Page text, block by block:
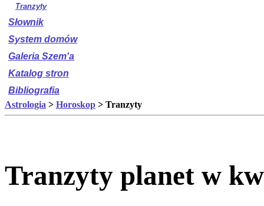
Tranzyty
Słownik
System domów
Galeria Szem'a
Katalog stron
Bibliografia
Astrologia > Horoskop > Tranzyty
Tranzyty planet w